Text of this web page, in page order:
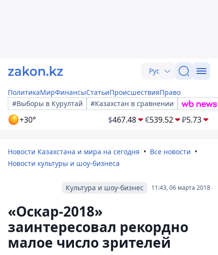
Рус
ПолитикаМирФинансыСтатьиПроисшествияПраво
#Выборы в Курултай
#Казахстан в сравнении
+30° $467.48 €539.52 ₽5.73
Новости Казахстана и мира на сегодня
Все новости
Новости культуры и шоу-бизнеса
11:43, 06 марта 2018
Культура и шоу-бизнес
«Оскар-2018»
заинтересовал рекордно
малое число зрителей